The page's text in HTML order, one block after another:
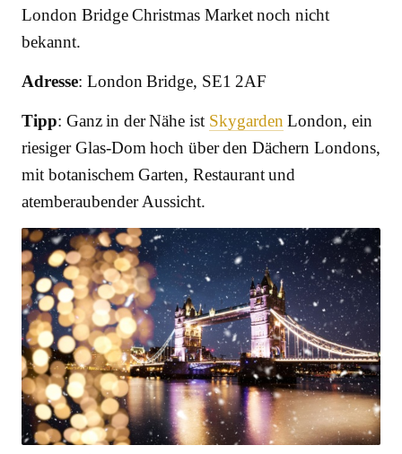
London Bridge Christmas Market noch nicht
bekannt.
Adresse: London Bridge, SE1 2AF
Tipp: Ganz in der Nähe ist Skygarden London, ein
riesiger Glas-Dom hoch über den Dächern Londons,
mit botanischem Garten, Restaurant und
atemberaubender Aussicht.